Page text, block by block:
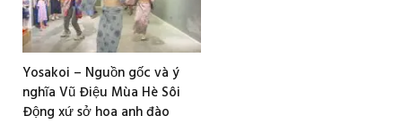
Yosakoi – Nguồn gốc và ý
nghĩa Vũ Điệu Mùa Hè Sôi
Động xứ sở hoa anh đào